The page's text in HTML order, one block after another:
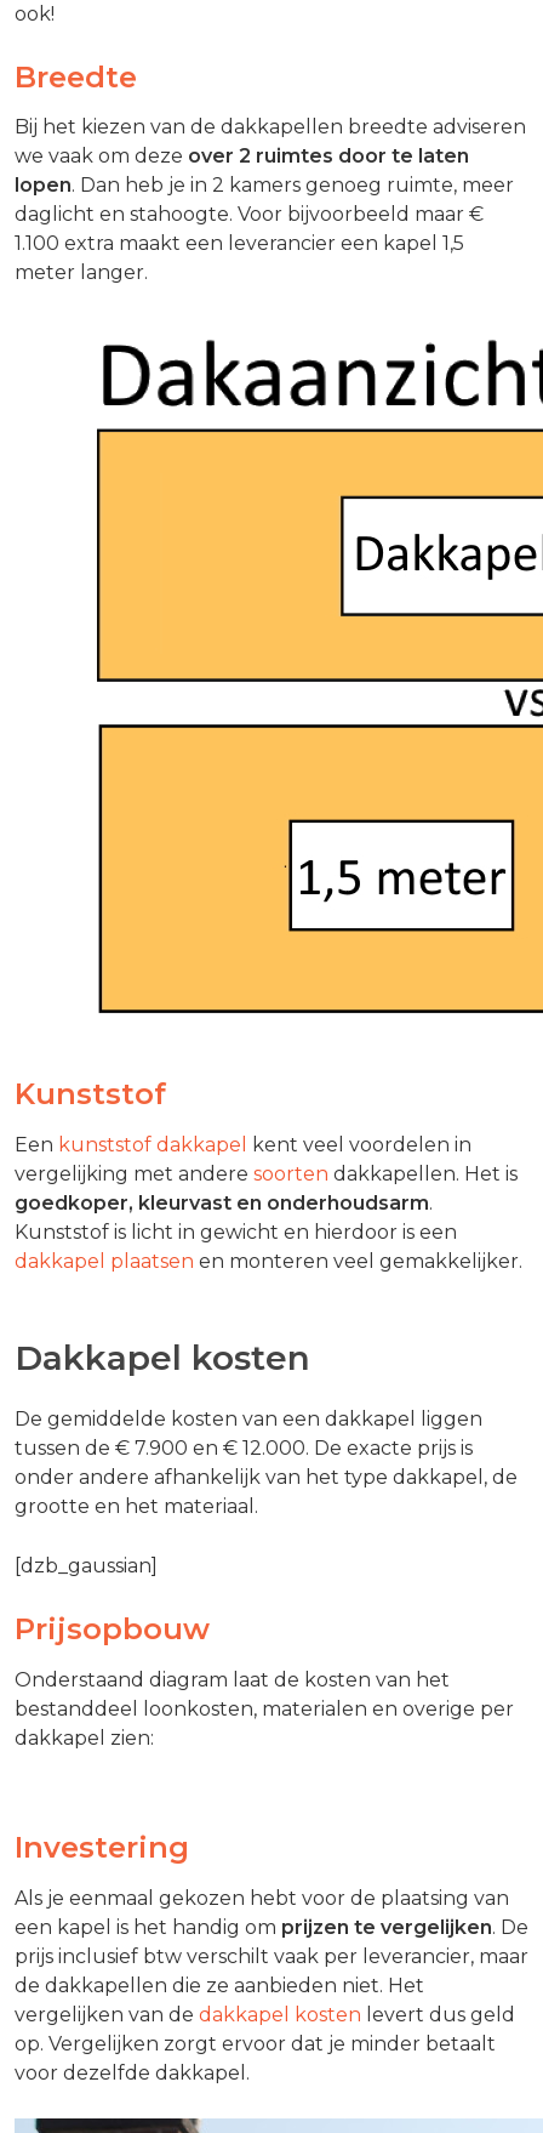
ook!
Breedte
Bij het kiezen van de dakkapellen breedte adviseren
we vaak om deze over 2 ruimtes door te laten
lopen. Dan heb je in 2 kamers genoeg ruimte, meer
daglicht en stahoogte. Voor bijvoorbeeld maar €
1.100 extra maakt een leverancier een kapel 1,5
meter langer.
Kunststof
Een kunststof dakkapel
kent veel voordelen in
vergelijking met andere soorten dakkapellen. Het is
goedkoper, kleurvast en onderhoudsarm.
Kunststof is licht in gewicht en hierdoor is een
dakkapel plaatsen en monteren veel gemakkelijker.
Dakkapel kosten
De gemiddelde kosten van een dakkapel liggen
tussen de € 7.900 en € 12.000. De exacte prijs is
onder andere afhankelijk van het type dakkapel, de
grootte en het materiaal.
[dzb_gaussian]
Prijsopbouw
Onderstaand diagram laat de kosten van het
bestanddeel loonkosten, materialen en overige per
dakkapel zien:
Investering
Als je eenmaal gekozen hebt voor de plaatsing van
een kapel is het handig om prijzen te vergelijken. De
prijs inclusief btw verschilt vaak per leverancier, maar
de dakkapellen die ze aanbieden niet. Het
vergelijken van de dakkapel kosten levert dus geld
op. Vergelijken zorgt ervoor dat je minder betaalt
voor dezelfde dakkapel.